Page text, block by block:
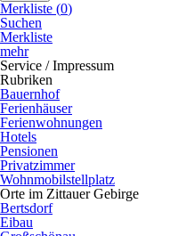
Merkliste (0)
Suchen
Merkliste
mehr
Service / Impressum
Rubriken
Bauernhof
Ferienhäuser
Ferienwohnungen
Hotels
Pensionen
Privatzimmer
Wohnmobilstellplatz
Orte im Zittauer Gebirge
Bertsdorf
Eibau